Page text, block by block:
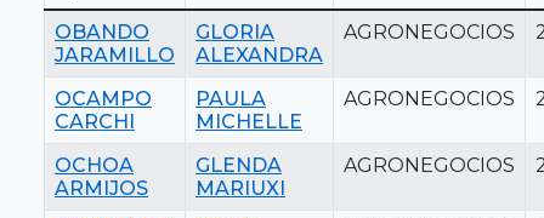
OBANDO
JARAMILLO
GLORIA
ALEXANDRA
AGRONEGOCIOS
OCAMPO
CARCHI
PAULA
MICHELLE
AGRONEGOCIOS
OCHOA
ARMIJOS
GLENDA
MARIUXI
AGRONEGOCIOS